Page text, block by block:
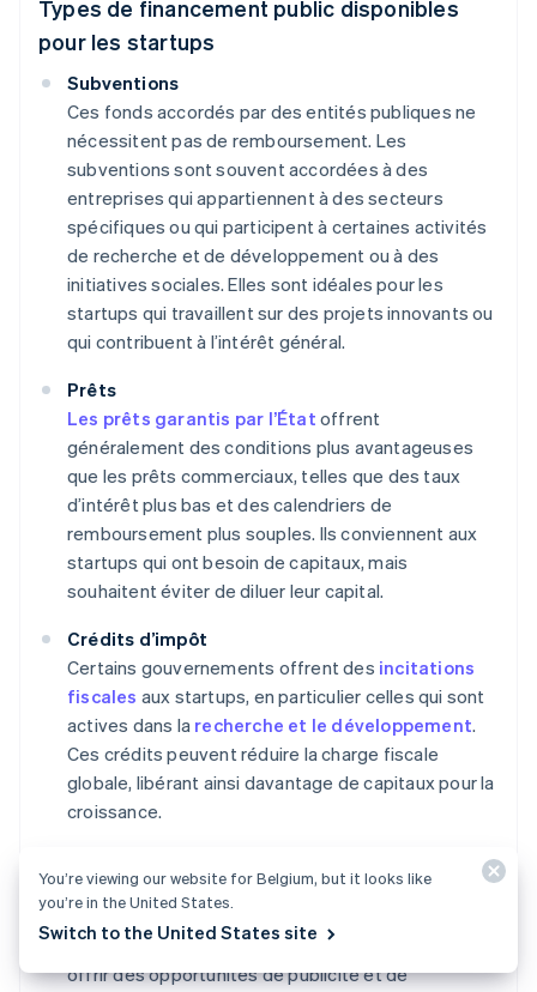
Types de financement public disponibles
pour les startups
Subventions
Ces fonds accordés par des entités publiques ne
nécessitent pas de remboursement. Les
subventions sont souvent accordées à des
entreprises qui appartiennent à des secteurs
spécifiques ou qui participent à certaines activités
de recherche et de développement ou à des
initiatives sociales. Elles sont idéales pour les
startups qui travaillent sur des projets innovants ou
qui contribuent à l’intérêt général.
Prêts
Les prêts garantis par l’État offrent
généralement des conditions plus avantageuses
que les prêts commerciaux, telles que des taux
d’intérêt plus bas et des calendriers de
remboursement plus souples. Ils conviennent aux
startups qui ont besoin de capitaux, mais
souhaitent éviter de diluer leur capital.
Crédits d’impôt
Certains gouvernements offrent des incitations
fiscales aux startups, en particulier celles qui sont
actives dans la recherche et le développement.
Ces crédits peuvent réduire la charge fiscale
globale, libérant ainsi davantage de capitaux pour la
croissance.
Les gouvernements parrainent souvent des
récompenses financières. Ils peuvent également
offrir des opportunités de publicité et de
You’re viewing our website for Belgium, but it looks like
you’re in the United States.
Switch to the United States site